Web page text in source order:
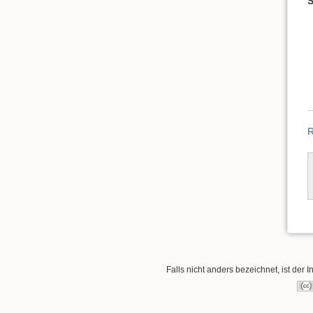
Falls nicht anders bezeichnet, ist der